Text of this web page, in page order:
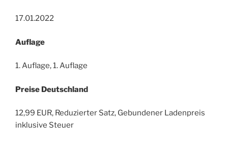
17.01.2022
Auflage
1. Auflage, 1. Auflage
Preise Deutschland
12,99 EUR, Reduzierter Satz, Gebundener Ladenpreis
inklusive Steuer